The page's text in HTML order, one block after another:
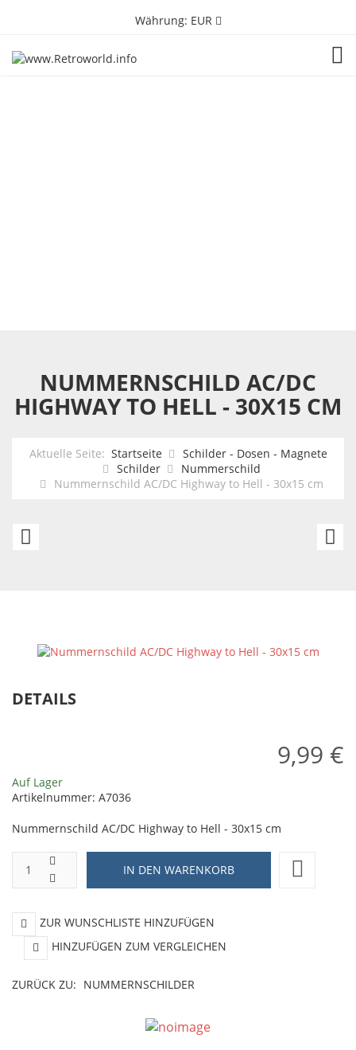
Währung: EUR
NUMMERNSCHILD AC/DC
HIGHWAY TO HELL - 30X15 CM
Aktuelle Seite: Startseite
Schilder - Dosen - Magnete
Schilder
Nummerschild
Nummernschild AC/DC Highway to Hell - 30x15 cm
DETAILS
9,99 €
Auf Lager
Artikelnummer: A7036
Nummernschild AC/DC Highway to Hell - 30x15 cm
ZUR WUNSCHLISTE HINZUFÜGEN
HINZUFÜGEN ZUM VERGLEICHEN
ZURÜCK ZU: NUMMERNSCHILDER